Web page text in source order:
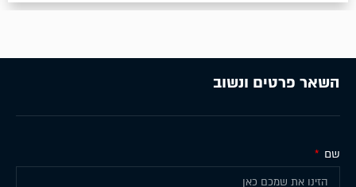
השאר פרטים ונשוב
שם